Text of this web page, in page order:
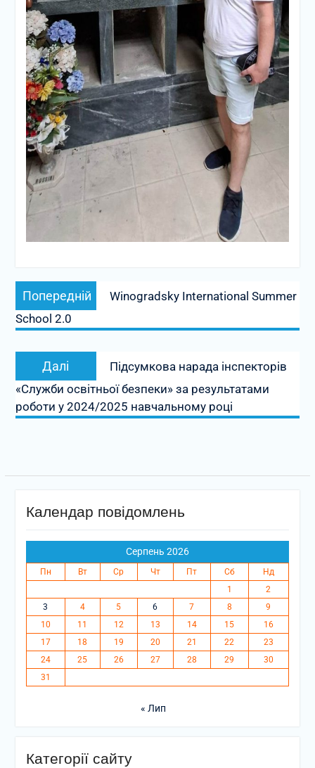
Навігація
записів
Попередній
Попередній
запис:
Winogradsky International Summer
School 2.0
Далі
Наступний
запис:
Підсумкова нарада інспекторів
«Служби освітньої безпеки» за результатами
роботи у 2024/2025 навчальному році
Календар повідомлень
Серпень 2026
Пн Вт Ср Чт Пт Сб
Нд
1
2
3
4 5 6 7 8
9
10
11 12 13 14 15
16
17
18 19 20 21 22
23
24
25 26 27 28 29
30
31
« Лип
Категорії сайту